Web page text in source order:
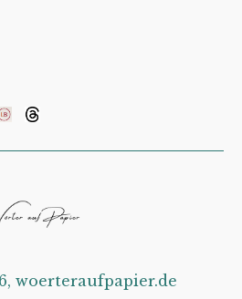
woerteraufpapier.de